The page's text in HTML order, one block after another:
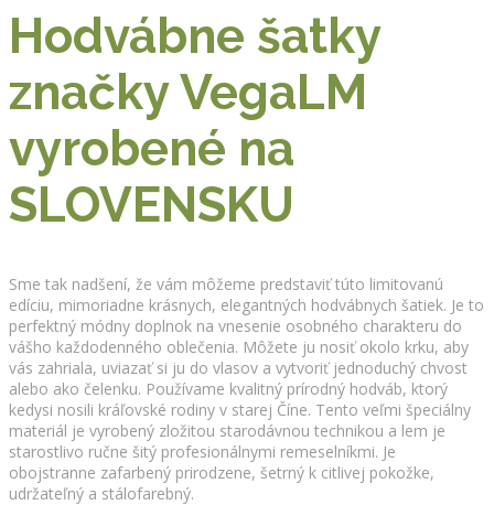
Hodvábne šatky
značky VegaLM
vyrobené na
SLOVENSKU
Sme tak nadšení, že vám môžeme predstaviť túto limitovanú
edíciu, mimoriadne krásnych, elegantných hodvábnych šatiek. Je to
perfektný módny doplnok na vnesenie osobného charakteru do
vášho každodenného oblečenia. Môžete ju nosiť okolo krku, aby
vás zahriala, uviazať si ju do vlasov a vytvoriť jednoduchý chvost
alebo ako čelenku. Používame kvalitný prírodný hodváb, ktorý
kedysi nosili kráľovské rodiny v starej Číne. Tento veľmi špeciálny
materiál je vyrobený zložitou starodávnou technikou a lem je
starostlivo ručne šitý profesionálnymi remeselníkmi. Je
obojstranne zafarbený prirodzene, šetrný k citlivej pokožke,
udržateľný a stálofarebný.